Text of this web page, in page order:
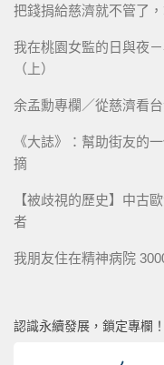
把錢捐給慈濟就不管了
我在桃園女監的日與夜
（上）
余孟勳專欄／從慈濟看
《大誌》：幫助街友的
摘
【被歧視的歷史】中古
者
我朋友住在精神病院
認識永續發展，鎖定專欄！